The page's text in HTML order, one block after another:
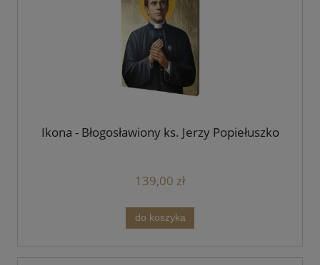
Ikona - Błogosławiony ks. Jerzy Popiełuszko
139,00 zł
do koszyka